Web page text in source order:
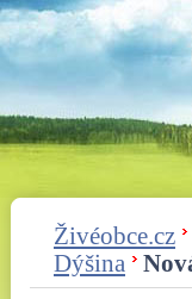
Živéobce.cz
Dýšina